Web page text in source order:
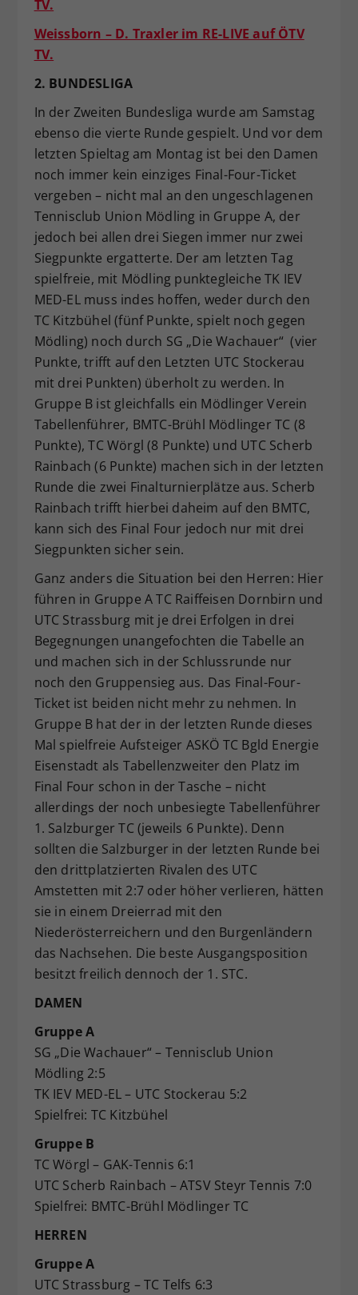
TV.
Weissborn – D. Traxler im RE-LIVE auf ÖTV
TV.
2. BUNDESLIGA
In der Zweiten Bundesliga wurde am Samstag
ebenso die vierte Runde gespielt. Und vor dem
letzten Spieltag am Montag ist bei den Damen
noch immer kein einziges Final-Four-Ticket
vergeben – nicht mal an den ungeschlagenen
Tennisclub Union Mödling in Gruppe A, der
jedoch bei allen drei Siegen immer nur zwei
Siegpunkte ergatterte. Der am letzten Tag
spielfreie, mit Mödling punktegleiche TK IEV
MED-EL muss indes hoffen, weder durch den
TC Kitzbühel (fünf Punkte, spielt noch gegen
Mödling) noch durch SG „Die Wachauer“ (vier
Punkte, trifft auf den Letzten UTC Stockerau
mit drei Punkten) überholt zu werden. In
Gruppe B ist gleichfalls ein Mödlinger Verein
Tabellenführer, BMTC-Brühl Mödlinger TC (8
Punkte), TC Wörgl (8 Punkte) und UTC Scherb
Rainbach (6 Punkte) machen sich in der letzten
Runde die zwei Finalturnierplätze aus. Scherb
Rainbach trifft hierbei daheim auf den BMTC,
kann sich des Final Four jedoch nur mit drei
Siegpunkten sicher sein.
Ganz anders die Situation bei den Herren: Hier
führen in Gruppe A TC Raiffeisen Dornbirn und
UTC Strassburg mit je drei Erfolgen in drei
Begegnungen unangefochten die Tabelle an
und machen sich in der Schlussrunde nur
noch den Gruppensieg aus. Das Final-Four-
Ticket ist beiden nicht mehr zu nehmen. In
Gruppe B hat der in der letzten Runde dieses
Mal spielfreie Aufsteiger ASKÖ TC Bgld Energie
Eisenstadt als Tabellenzweiter den Platz im
Final Four schon in der Tasche – nicht
allerdings der noch unbesiegte Tabellenführer
1. Salzburger TC (jeweils 6 Punkte). Denn
sollten die Salzburger in der letzten Runde bei
den drittplatzierten Rivalen des UTC
Amstetten mit 2:7 oder höher verlieren, hätten
sie in einem Dreierrad mit den
Niederösterreichern und den Burgenländern
das Nachsehen. Die beste Ausgangsposition
besitzt freilich dennoch der 1. STC.
DAMEN
Gruppe A
SG „Die Wachauer“ – Tennisclub Union
Mödling 2:5
TK IEV MED-EL – UTC Stockerau 5:2
Spielfrei: TC Kitzbühel
Gruppe B
TC Wörgl – GAK-Tennis 6:1
UTC Scherb Rainbach – ATSV Steyr Tennis 7:0
Spielfrei: BMTC-Brühl Mödlinger TC
HERREN
Gruppe A
UTC Strassburg – TC Telfs 6:3